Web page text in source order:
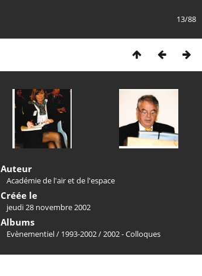
13/88
Auteur
Académie de l'air et de l'espace
Créée le
jeudi 28 novembre 2002
Albums
Evènementiel/ 1993-2002/2002 - Colloques